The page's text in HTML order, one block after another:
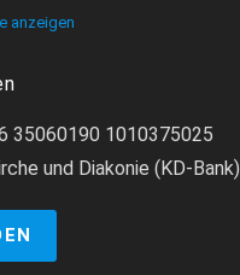
anzeigen
35060190 1010375025
und Diakonie (KD-Bank)